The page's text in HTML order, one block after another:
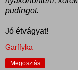
pudingot.
Jó étvágyat!
Garffyka
Megosztás